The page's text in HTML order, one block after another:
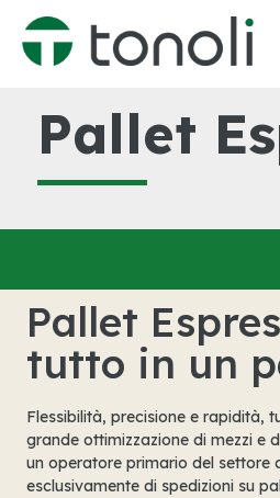
to
Pallet
Pallet
tutto in un
Flessibilità, precisione e rapidità,
grande ottimizzazione di mezzi e
un operatore primario del settore
esclusivamente di spedizioni su